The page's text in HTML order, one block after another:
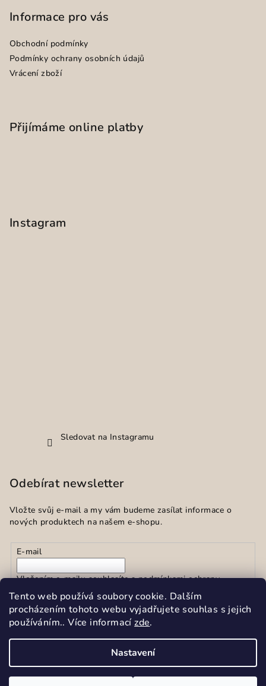
Tento web používá soubory cookie. Dalším
procházením tohoto webu vyjadřujete souhlas s jejich
používáním.. Více informacízde.
Nastavení
Informace pro vás
Obchodní podmínky
Podmínky ochrany osobních údajů
Vrácení zboží
Přijímáme online platby
Instagram
Sledovat na Instagramu
Odebírat newsletter
Vložte svůj e-mail a my vám budeme zasílat informace o
nových produktech na našem e-shopu.
E-mail
Vložením e-mailu souhlasíte spodmínkami ochrany
osobních údajů
Přihlásit se
Upravit nastavení cookies